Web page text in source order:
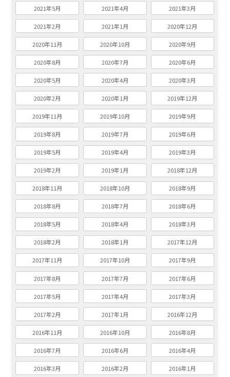
2021年5月 2021年4月 2021年3月
2021年2月 2021年1月 2020年12月
2020年11月 2020年10月 2020年9月
2020年8月 2020年7月 2020年6月
2020年5月 2020年4月 2020年3月
2020年2月 2020年1月 2019年12月
2019年11月 2019年10月 2019年9月
2019年8月 2019年7月 2019年6月
2019年5月 2019年4月 2019年3月
2019年2月 2019年1月 2018年12月
2018年11月 2018年10月 2018年9月
2018年8月 2018年7月 2018年6月
2018年5月 2018年4月 2018年3月
2018年2月 2018年1月 2017年12月
2017年11月 2017年10月 2017年9月
2017年8月 2017年7月 2017年6月
2017年5月 2017年4月 2017年3月
2017年2月 2017年1月 2016年12月
2016年11月 2016年10月 2016年8月
2016年7月 2016年6月 2016年4月
2016年3月 2016年2月 2016年1月